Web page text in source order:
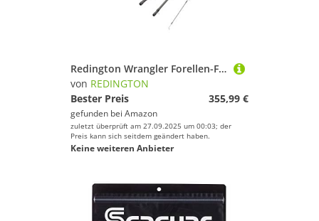
Redington Wrangler Forellen-Fliegenfisch-Set, 5 Gewichte, 2,7 m Rute, Crosswater Rolle, Fliegenschnur, Vorfach und Tragetasche
von REDINGTON
Bester Preis
355,99 €
gefunden bei Amazon
zuletzt überprüft am 27.09.2025 um 00:03; der
Preis kann sich seitdem geändert haben.
Keine weiteren Anbieter